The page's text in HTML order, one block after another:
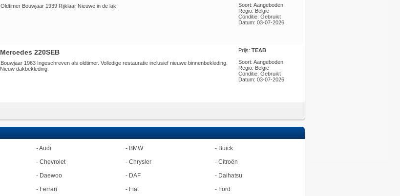
Oldtimer Bouwjaar 1939 Rijklaar Nieuwe in de lak
Soort: Aangeboden
Regio: België
Conditie: Gebruikt
Datum: 03-07-2026
Mercedes 220SEB
Bouwjaar 1963 Ingeschreven als oldtimer. Volledige restauratie inclusief nieuwe binnenbekleding.
Nieuw dakbekleding.
Prijs: TEAB
Soort: Aangeboden
Regio: België
Conditie: Gebruikt
Datum: 03-07-2026
-Audi - BMW - Buick
- Chevrolet - Chrysler - Citroën
- Daewoo - DAF - Daihatsu
- Ferrari - Fiat - Ford